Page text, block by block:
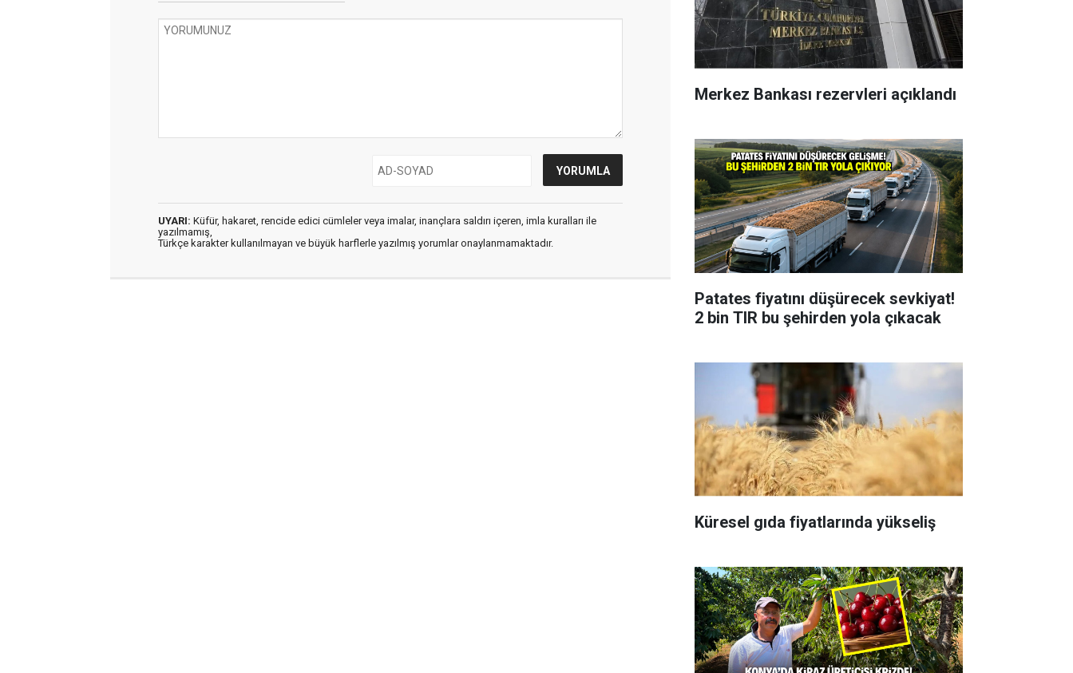
UYARI: Küfür, hakaret, rencide edici cümleler veya imalar, inançlara saldırı içeren, imla kuralları ile
yazılmamış,
Türkçe karakter kullanılmayan ve büyük harflerle yazılmış yorumlar onaylanmamaktadır.
Merkez Bankası rezervleri açıklandı
Patates fiyatını düşürecek sevkiyat!
2 bin TIR bu şehirden yola çıkacak
Küresel gıda fiyatlarında yükseliş